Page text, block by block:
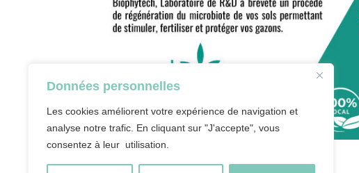
Données personnelles
Les cookies améliorent votre expérience de navigation et
analyse notre trafic. En cliquant sur "J'accepte", vous
consentez à leur utilisation.